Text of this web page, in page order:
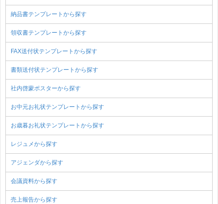
納品書テンプレートから探す
領収書テンプレートから探す
FAX送付状テンプレートから探す
書類送付状テンプレートから探す
社内啓蒙ポスターから探す
お中元お礼状テンプレートから探す
お歳暮お礼状テンプレートから探す
レジュメから探す
アジェンダから探す
会議資料から探す
売上報告から探す